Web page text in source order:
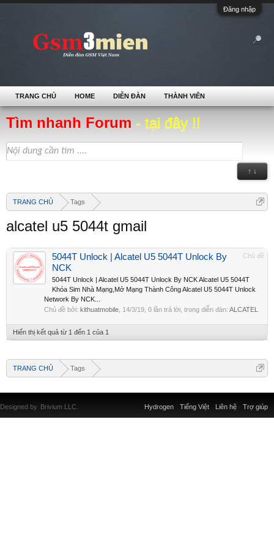
Đăng nhập
Tìm nhanh Forum - tại đây !!
↑ ↓
TRANG CHỦ Tags
alcatel u5 5044t gmail
Chủ đề
5044T Unlock | Alcatel U5 5044T Unlock By
NCK
5044T Unlock | Alcatel U5 5044T Unlock By NCK Alcatel U5 5044T
Khóa Sim Nhà Mạng,Mở Mạng Thành Công Alcatel U5 5044T Unlock
Network By NCK...
Chủ đề bởi: kithuatmobile 14/3/19 , 0 lần trả lời, trong diễn đàn: ALCATEL
Hiển thị kết quả từ 1 đến 1 của 1
TRANG CHỦ Tags
TRANG CHỦ HOME DIỄN ĐÀN THÀNH VIÊN
Liên hệ Trợ giúp
Hydrogen Tiếng Việt
Designed by Brivium LLC.